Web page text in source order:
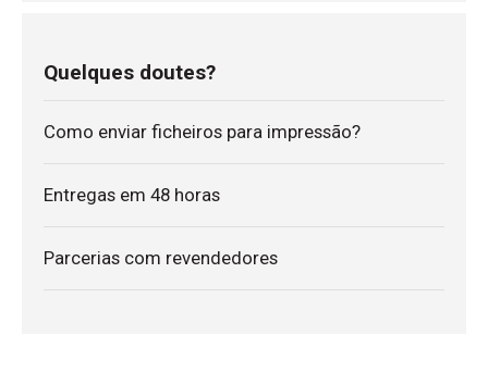
Quelques doutes?
Como enviar ficheiros para impressão?
Entregas em 48 horas
Parcerias com revendedores